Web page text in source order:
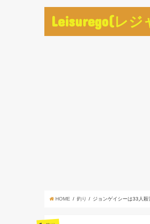
Leisurego(レジ
HOME 釣り ジョンゲイシーは33人